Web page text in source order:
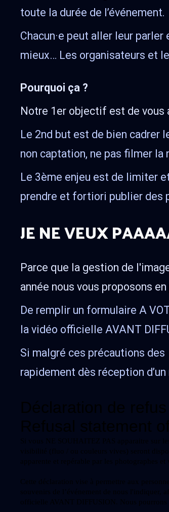
toute la durée de l’événement.
Chacun·e peut aller leur
mieux… Les organisateurs et
Pourquoi ça ?
Notre 1er objectif est de vous
Le 2nd but est de bien cadrer
non captation, ne pas filmer
Le 3ème enjeu est de limiter
prendre et fortiori publier des
JE NE VEUX
Parce que la gestion de
année nous vous proposons
De remplir un formulaire A
la vidéo officielle AVANT
Si malgré ces précautions
rapidement dès réception